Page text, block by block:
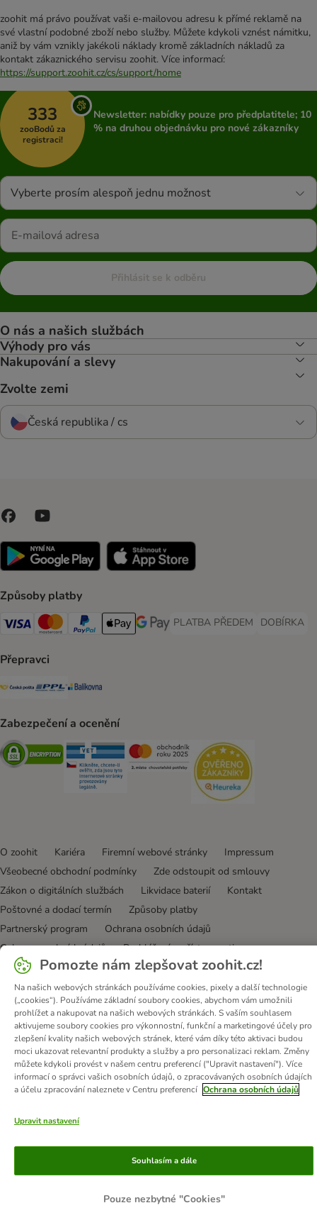
zoohit má právo používat vaši e-mailovou adresu k přímé reklamě na
své vlastní podobné zboží nebo služby. Můžete kdykoli vznést námitku,
aniž by vám vznikly jakékoli náklady kromě základních nákladů za
kontakt zákaznického servisu zoohit. Více informací:
https://support.zoohit.cz/cs/support/home
333
zooBodů za
registraci!
Newsletter: nabídky pouze pro předplatitele; 10
% na druhou objednávku pro nové zákazníky
Vyberte prosím alespoň jednu možnost
Přihlásit se k odběru
O nás a našich službách
Výhody pro vás
Nakupování a slevy
Zvolte zemi
Česká republika / cs
Způsoby platby
Visa Payment Method
Mastercard Payment Method
PayPal Payment Method
Apple pay Payment Method
GooglePay Payment Method
PLATBA PŘEDEM
PLATBA PŘEDEM Payment
DOBÍRKA
DOBÍRKA
Přepravci
Česká pošta Shipping Method
PPL Shipping Method
Balíkovna Shipping Method
Zabezpečení a ocenění
Security Security Security
O zoohit Kariéra Firemní webové stránky
Impressum
Všeobecné obchodní podmínky
Zde odstoupit od smlouvy
Zákon o digitálních službách
Likvidace baterií
Kontakt
Poštovné a dodací termín
Způsoby platby
Partnerský program
Ochrana osobních údajů
Ochrana osobních údajů
Prohlášení o přístupnosti
© zooplus SE
Pomozte nám zlepšovat zoohit.cz!
Na našich webových stránkách používáme cookies, pixely a další technologie
(„cookies“). Používáme základní soubory cookies, abychom vám umožnili
prohlížet a nakupovat na našich webových stránkách. S vaším souhlasem
aktivujeme soubory cookies pro výkonnostní, funkční a marketingové účely pro
zlepšení kvality našich webových stránek, které vám díky této aktivaci budou
moci ukazovat relevantní produkty a služby a pro personalizaci reklam. Změny
můžete kdykoli provést v našem centru preferencí ("Upravit nastavení"). Více
informací o správci vašich osobních údajů, o zpracovávaných osobních údajích
a účelu zpracování naleznete v Centru preferencí Ochrana osobních údajů
Upravit nastavení
Pouze nezbytné "Cookies"
Souhlasím a dále